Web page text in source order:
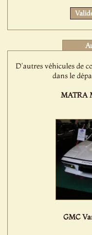
D'autres véhicules de
dans le
MATRA
GMC